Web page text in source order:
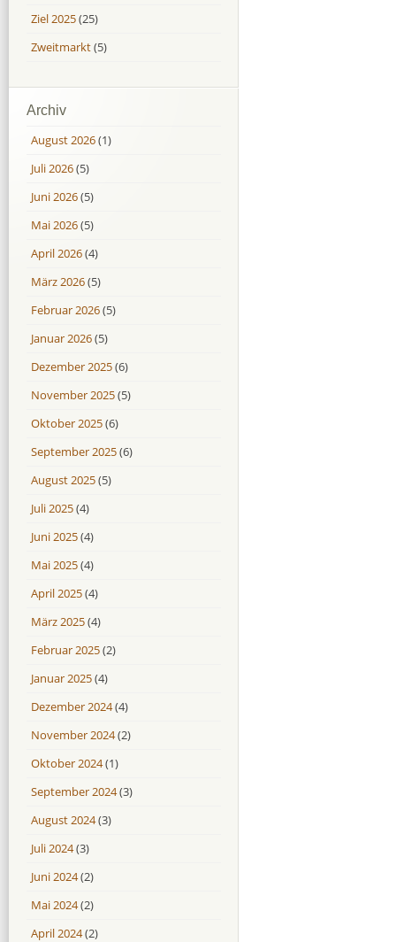
Ziel 2025(25)
Zweitmarkt(5)
Archiv
August 2026(1)
Juli 2026(5)
Juni 2026(5)
Mai 2026(5)
April 2026(4)
März 2026(5)
Februar 2026(5)
Januar 2026(5)
Dezember 2025(6)
November 2025(5)
Oktober 2025(6)
September 2025(6)
August 2025(5)
Juli 2025(4)
Juni 2025(4)
Mai 2025(4)
April 2025(4)
März 2025(4)
Februar 2025(2)
Januar 2025(4)
Dezember 2024(4)
November 2024(2)
Oktober 2024(1)
September 2024(3)
August 2024(3)
Juli 2024(3)
Juni 2024(2)
Mai 2024(2)
April 2024(2)